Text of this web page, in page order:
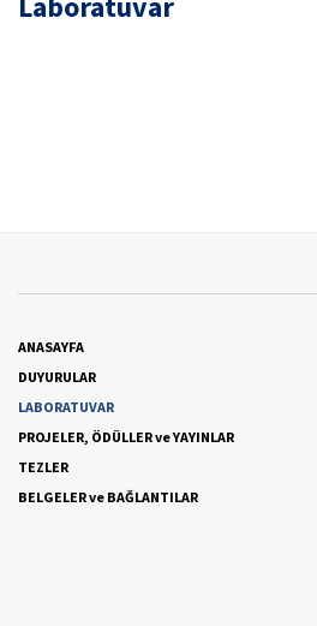
ANASAYFA
DUYURULAR
LABORATUVAR
PROJELER, ÖDÜLLER ve YAYINLAR
TEZLER
BELGELER ve BAĞLANTILAR